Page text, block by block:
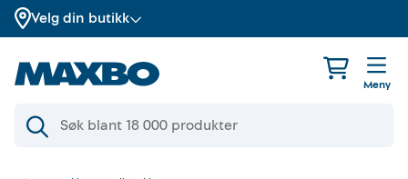
Velg din butikk
Meny